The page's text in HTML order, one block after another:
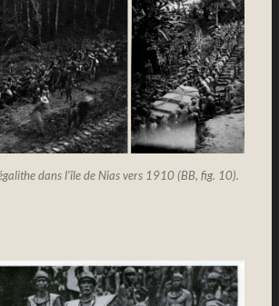
dans l’île de Nias vers 1910 (BB, fig. 10).